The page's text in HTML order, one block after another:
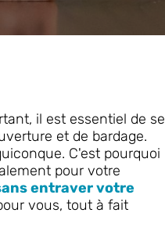
il est essentiel de se
et de bardage.
C'est pourquoi
pour votre
entraver votre
vous, tout à fait